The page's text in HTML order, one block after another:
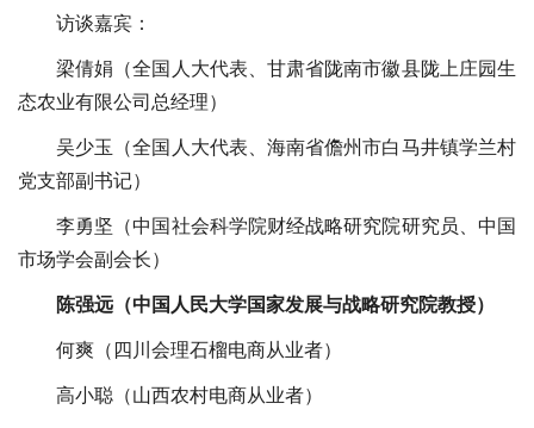
访谈嘉宾：
梁倩娟（全国人大代表、甘肃省陇南市徽县陇上庄园生
态农业有限公司总经理）
吴少玉（全国人大代表、海南省儋州市白马井镇学兰村
党支部副书记）
李勇坚（中国社会科学院财经战略研究院研究员、中国
市场学会副会长）
陈强远（中国人民大学国家发展与战略研究院教授）
何爽（四川会理石榴电商从业者）
高小聪（山西农村电商从业者）